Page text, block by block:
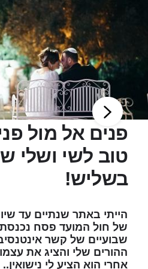
פנים אל מול
טוב לשי ושלי
בשליש!
הייתי באתר שנתיים עד
של חול המועד פסח
שבועיים של קשר
ההורים שלי והציג את
אחרי הוא הציע לי נישואין..